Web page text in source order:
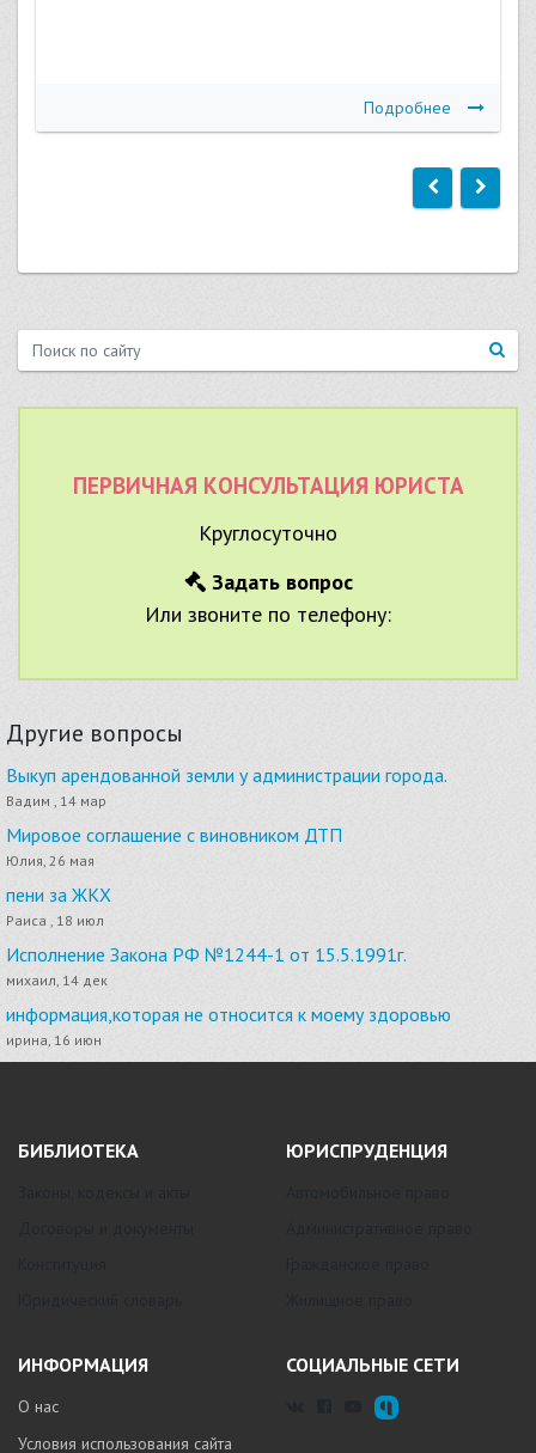
Подробнее
ПЕРВИЧНАЯ КОНСУЛЬТАЦИЯ ЮРИСТА
Круглосуточно
Задать вопрос
Или звоните по телефону:
Другие вопросы
Выкуп арендованной земли у администрации города.
Вадим , 14 мар
Мировое соглашение с виновником ДТП
Юлия, 26 мая
пени за ЖКХ
Раиса , 18 июл
Исполнение Закона РФ №1244-1 от 15.5.1991г.
михаил, 14 дек
информация,которая не относится к моему здоровью
ирина, 16 июн
БИБЛИОТЕКА ЮРИСПРУДЕНЦИЯ
ИНФОРМАЦИЯ
О нас
Условия использования сайта
СОЦИАЛЬНЫЕ СЕТИ